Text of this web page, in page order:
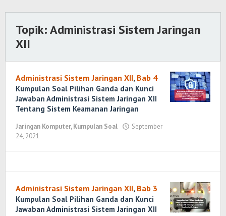
Topik:Administrasi Sistem Jaringan
XII
Administrasi Sistem Jaringan XII, Bab 4
Kumpulan Soal Pilihan Ganda dan Kunci
Jawaban Administrasi Sistem Jaringan XII
Tentang Sistem Keamanan Jaringan
Jaringan Komputer,Kumpulan Soal
September
24, 2021
Administrasi Sistem Jaringan XII, Bab 3
Kumpulan Soal Pilihan Ganda dan Kunci
Jawaban Administrasi Sistem Jaringan XII